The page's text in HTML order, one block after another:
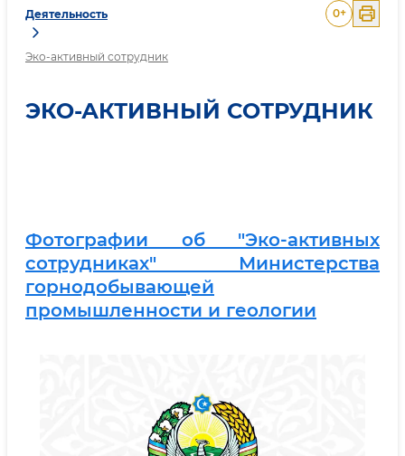
Деятельность
Эко-активный сотрудник
0+
ЭКО-АКТИВНЫЙ СОТРУДНИК
Фотографии об "Эко-активных
сотрудниках" Министерства
горнодобывающей
промышленности и геологии